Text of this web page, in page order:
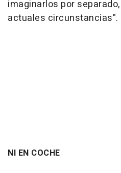
imaginarlos por
actuales circunstancias".
NI EN COCHE